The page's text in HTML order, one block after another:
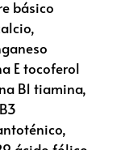
básico
E tocoferol
B1 tiamina,